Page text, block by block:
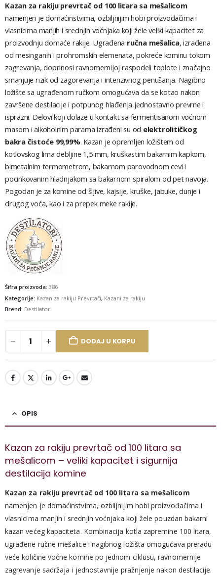
Kazan za rakiju prevrtač od 100 litara sa mešalicom
namenjen je domaćinstvima, ozbiljnijim hobi proizvođačima i
vlasnicima manjih i srednjih voćnjaka koji žele veliki kapacitet za
proizvodnju domaće rakije. Ugrađena ručna mešalica, izrađena
od mesinganih i prohromskih elemenata, pokreće kominu tokom
zagrevanja, doprinosi ravnomernijoj raspodeli toplote i značajno
smanjuje rizik od zagorevanja i intenzivnog penušanja. Nagibno
ložište sa ugrađenom ručkom omogućava da se kotao nakon
završene destilacije i potpunog hlađenja jednostavno prevrne i
isprazni. Delovi koji dolaze u kontakt sa fermentisanom voćnom
masom i alkoholnim parama izrađeni su od elektrolitičkog
bakra čistoće 99,99%. Kazan je opremljen ložištem od
kotlovskog lima debljine 1,5 mm, kruškastim bakarnim kapkom,
bimetalnim termometrom, bakarnom parovodnom cevi i
pocinkovanim hladnjakom sa bakarnom spiralom od pet navoja.
Pogodan je za komine od šljive, kajsije, kruške, jabuke, dunje i
drugog voća, kao i za prepek meke rakije.
Šifra proizvoda: 386
Kategorije: Kazan za rakiju Prevrtači, Kazani za rakiju
Brend: Destilatori
DODAJ U KORPU
OPIS
Kazan za rakiju prevrtač od 100 litara sa
mešalicom – veliki kapacitet i sigurnija
destilacija komine
Kazan za rakiju prevrtač od 100 litara sa mešalicom
namenjen je domaćinstvima, ozbiljnijim hobi proizvođačima i
vlasnicima manjih i srednjih voćnjaka koji žele pouzdan bakarni
kazan većeg kapaciteta. Kombinacija kotla zapremine 100 litara,
ugrađene ručne mešalice i nagibnog ložišta omogućava preradu
veće količine voćne komine po jednom ciklusu, ravnomernije
zagrevanje sadržaja i jednostavnije pražnjenje nakon destilacije.